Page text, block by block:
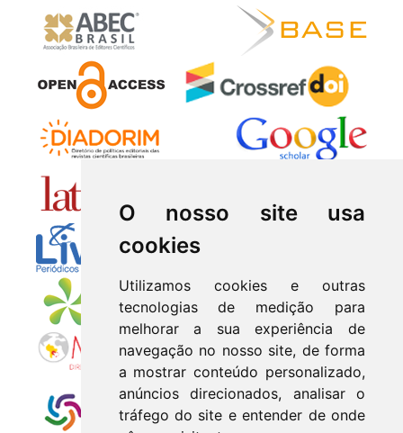
O nosso site usa
cookies
Utilizamos cookies e outras
tecnologias de medição para
melhorar a sua experiência de
navegação no nosso site, de forma
a mostrar conteúdo personalizado,
anúncios direcionados, analisar o
tráfego do site e entender de onde